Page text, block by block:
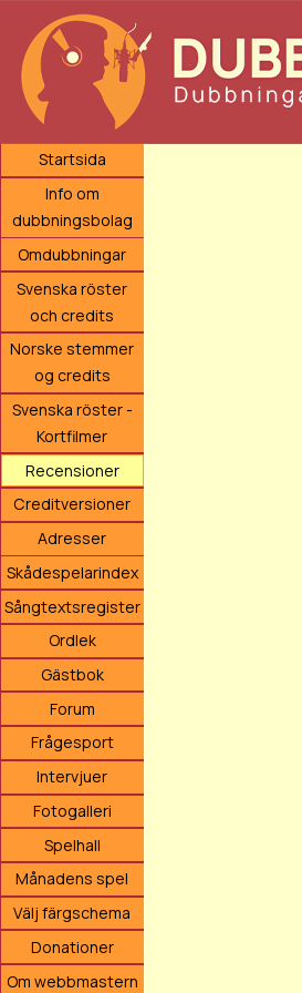
Startsida
Info om
dubbningsbolag
Omdubbningar
Svenska röster
och credits
Norske stemmer
og credits
Svenska röster -
Kortfilmer
Recensioner
Creditversioner
Adresser
Skådespelarindex
Sångtextsregister
Ordlek
Gästbok
Forum
Frågesport
Intervjuer
Fotogalleri
Spelhall
Månadens spel
Välj färgschema
Donationer
Om webbmastern